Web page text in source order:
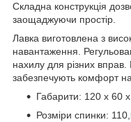
Складна конструкція
заощаджуючи простір.
Лавка виготовлена ​​з
навантаження.
нахилу для різних
забезпечують комфорт
Габарити: 120 x 60
Розміри спинки: